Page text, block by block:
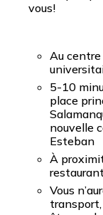
vous!
Au centre
5-10
place
nouvelle
Esteban
À
Vous